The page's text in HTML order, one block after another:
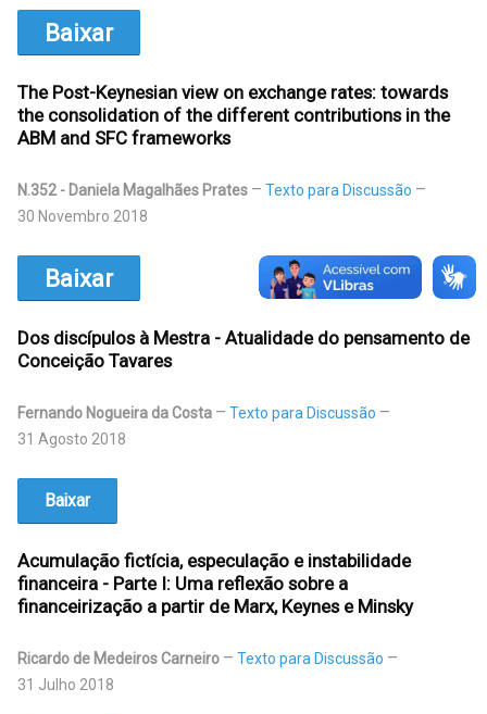
Baixar
The Post-Keynesian view on exchange rates: towards
the consolidation of the different contributions in the
ABM and SFC frameworks
N.352 - Daniela Magalhães Prates
Texto para Discussão
30 Novembro 2018
Baixar
Dos discípulos à Mestra - Atualidade do pensamento de
Conceição Tavares
Fernando Nogueira da Costa
Texto para Discussão
31 Agosto 2018
Baixar
Acumulação fictícia, especulação e instabilidade
financeira - Parte I: Uma reflexão sobre a
financeirização a partir de Marx, Keynes e Minsky
Ricardo de Medeiros Carneiro
Texto para Discussão
31 Julho 2018